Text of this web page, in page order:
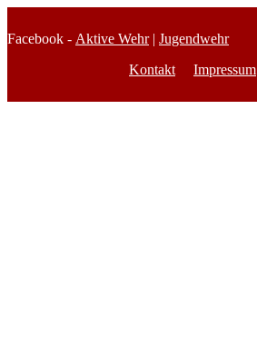
Facebook - Aktive Wehr| Jugendwehr
Kontakt
Impressum